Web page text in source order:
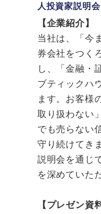
人投資家説明会
【企業紹介】
当社は、「今
券会社をつく
し、「金融・
ブティックハ
ます。お客様
取り扱わない
でも売らない
守り続けてき
説明会を通じ
を深めていた
【プレゼン資